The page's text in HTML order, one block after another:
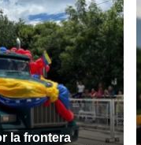
la frontera